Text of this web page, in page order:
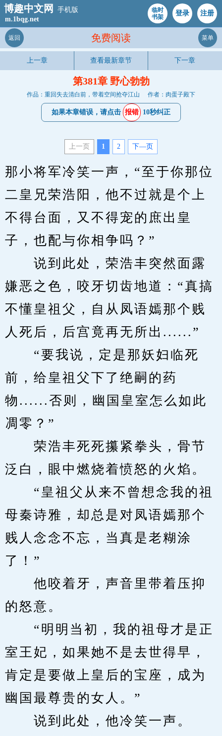
博趣中文网
手机版
m.1bqg.net
临时
书架
登录 注册
免费阅读
返回 菜单
上一章 查看最新章节 下一章
第381章 野心勃勃
作品：重回失去清白前，带着空间抢夺江山 作者：肉蛋子殿下
如果本章错误，请点击 报错 10秒纠正
上一页 1 2 下—页
那小将军冷笑一声，“至于你那位
二皇兄荣浩阳，他不过就是个上
不得台面，又不得宠的庶出皇
子，也配与你相争吗？”
说到此处，荣浩丰突然面露
嫌恶之色，咬牙切齿地道：“真搞
不懂皇祖父，自从凤语嫣那个贱
人死后，后宫竟再无所出......”
“要我说，定是那妖妇临死
前，给皇祖父下了绝嗣的药
物......否则，幽国皇室怎么如此
凋零？”
荣浩丰死死攥紧拳头，骨节
泛白，眼中燃烧着愤怒的火焰。
“皇祖父从来不曾想念我的祖
母秦诗雅，却总是对凤语嫣那个
贱人念念不忘，当真是老糊涂
了！”
他咬着牙，声音里带着压抑
的怒意。
“明明当初，我的祖母才是正
室王妃，如果她不是去世得早，
肯定是要做上皇后的宝座，成为
幽国最尊贵的女人。”
说到此处，他冷笑一声。